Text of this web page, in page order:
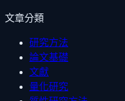
文章分類
研究方法
論文基礎
文獻
量化研究